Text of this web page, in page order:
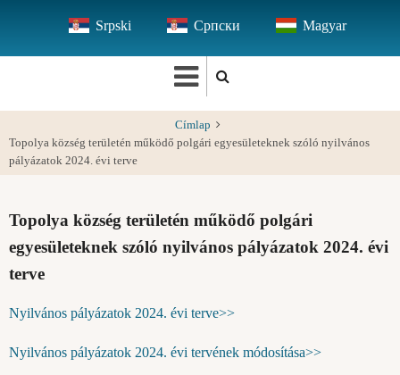
tartalomra
Srpski Српски Magyar
Címlap
Topolya község területén működő polgári egyesületeknek szóló nyilvános
pályázatok 2024. évi terve
Topolya község területén működő polgári
egyesületeknek szóló nyilvános pályázatok 2024. évi
terve
Nyilvános pályázatok 2024. évi terve>>
Nyilvános pályázatok 2024. évi tervének módosítása>>